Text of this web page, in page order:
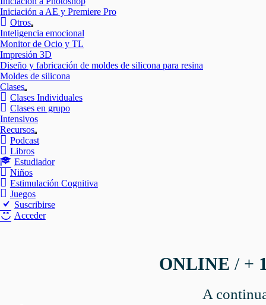
Iniciación a AE y Premiere Pro
Otros
Mostrar
el
submenú
Inteligencia emocional
Monitor de Ocio y TL
Impresión 3D
Diseño y fabricación de moldes de silicona para resina
Moldes de silicona
Clases
Mostrar
el
submenú
Clases Individuales
Clases en grupo
Intensivos
Recursos
Mostrar
el
Podcast
Libros
Estudiador
Niños
Estimulación Cognitiva
Juegos
Suscribirse
Acceder
ONLINE / +
A